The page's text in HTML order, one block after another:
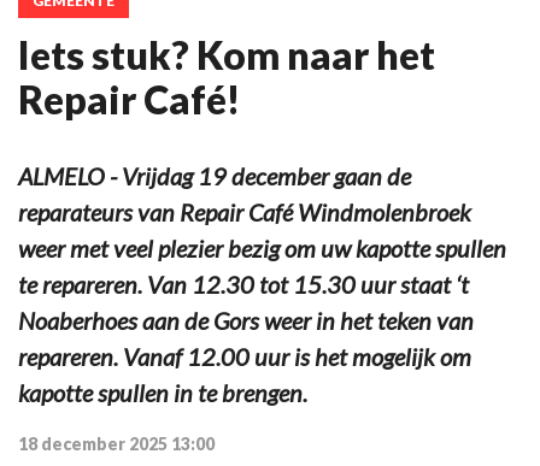
Iets stuk? Kom naar het
Repair Café!
ALMELO - Vrijdag 19 december gaan de
reparateurs van Repair Café Windmolenbroek
weer met veel plezier bezig om uw kapotte spullen
te repareren. Van 12.30 tot 15.30 uur staat ‘t
Noaberhoes aan de Gors weer in het teken van
repareren. Vanaf 12.00 uur is het mogelijk om
kapotte spullen in te brengen.
18 december 2025 13:00